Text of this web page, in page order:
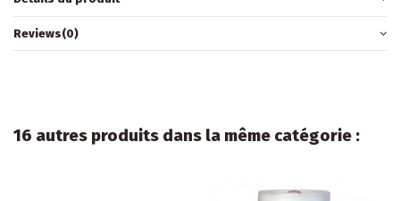
Reviews(0)
16 autres produits dans la même catégorie :